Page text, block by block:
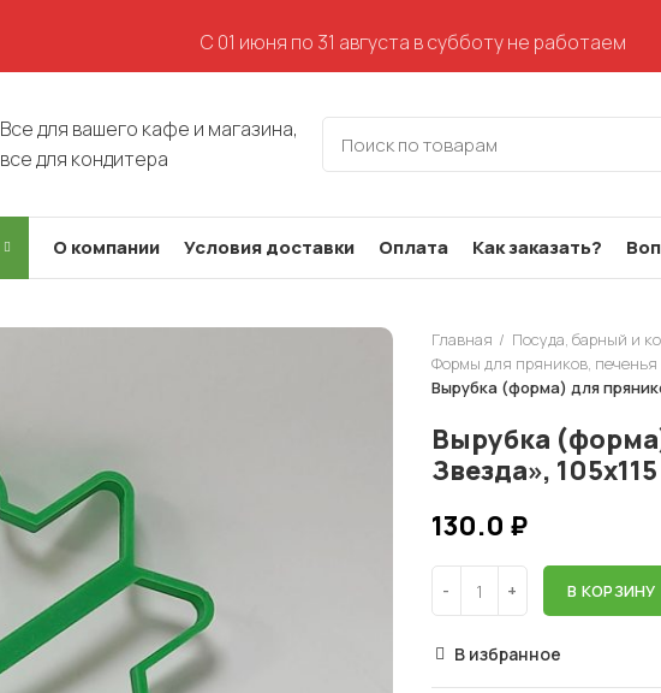
Все для вашего кафе и магазина,
все для кондитера
О компании Условия доставки Оплата Как заказать?
Главная Посуда, барный и
Формы для пряников, печенья
Вырубка (форма) для
Вырубка
Звезда»,
130.0 ₽
В КОРЗИНУ
В избранное
С 01 июня по 31 августа в субботу не работаем